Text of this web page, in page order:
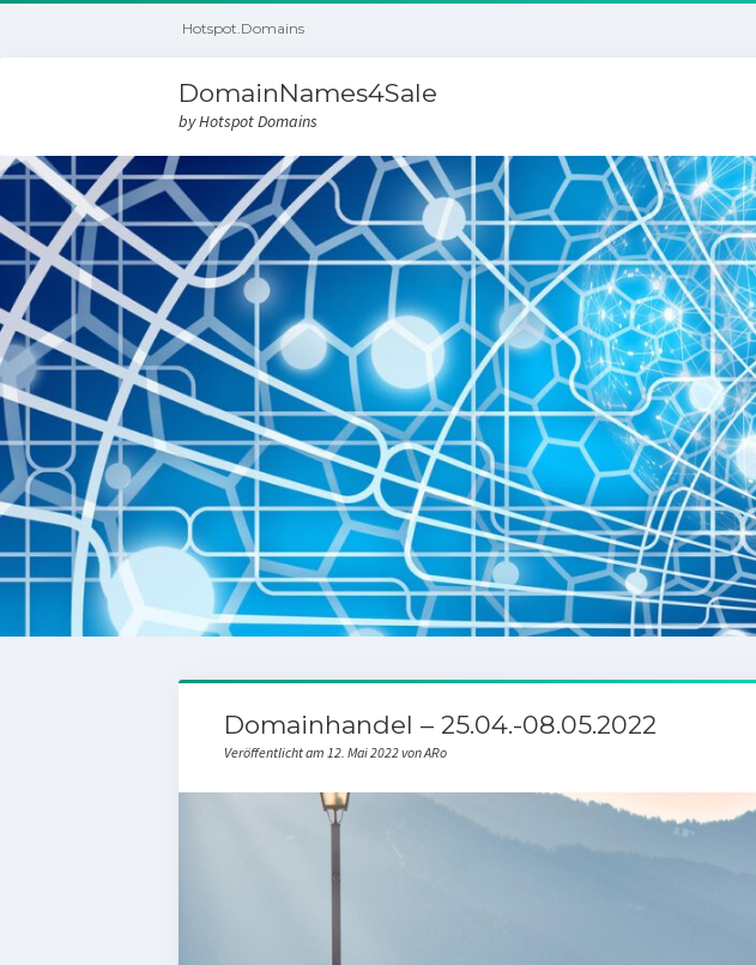
Hotspot.Domains
DomainNames4Sale
by Hotspot Domains
Domainhandel – 25.04.-08.05.2022
Veröffentlicht am 12. Mai 2022 von ARo